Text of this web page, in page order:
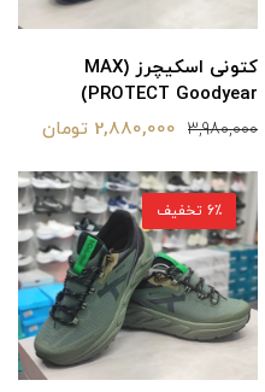
کتونی اسکیچرز (MAX
PROTECT Goodyear)
3,980,000 2,880,000 تومان
6٪ تخفیف